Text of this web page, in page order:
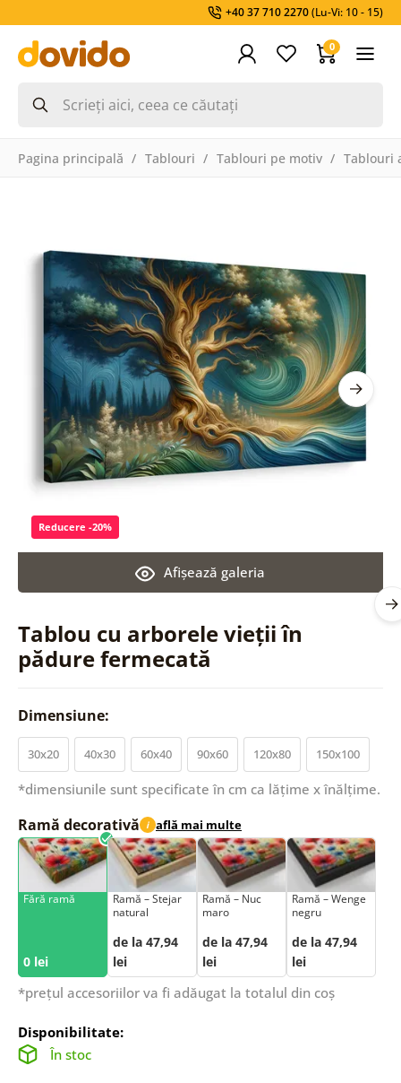
+40 37 710 2270(Lu-Vi: 10 - 15)
0
Pagina principală Tablouri Tablouri pe motiv Tablouri
Tablou cu arborele vieții în
pădure fermecată
Afişează galeria
Reducere -20%
Dimensiune:
30x20 40x30 60x40 90x60 120x80 150x100
*dimensiunile sunt specificate în cm ca lățime x înălțime.
Ramă decorativă i află mai multe
Fără ramă
0 lei
Ramă – Stejar
natural
de la 47,94
lei
Ramă – Nuc
maro
de la 47,94
lei
Ramă – Wenge
negru
de la 47,94
lei
*prețul accesoriilor va fi adăugat la totalul din coș
Disponibilitate:
În stoc